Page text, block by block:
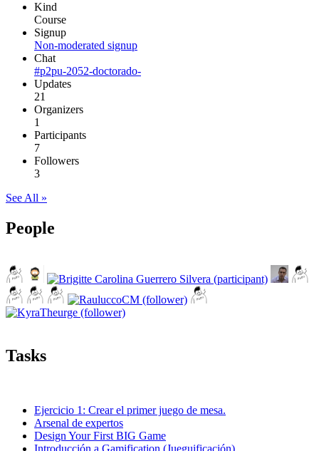
Kind
Course
Signup
Non-moderated signup
Chat
#p2pu-2052-doctorado-
Updates
21
Organizers
1
Participants
7
Followers
3
See All »
People
Tasks
Ejercicio 1: Crear el primer juego de mesa.
Arsenal de expertos
Design Your First BIG Game
Introducción a Gamification (Jueguificación)